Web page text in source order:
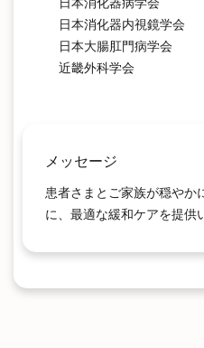
日本消化器病学会
日本消化器内視鏡学会
日本大腸肛門病学会
近畿外科学会
メッセージ
患者さまとご家族が穏やか
に、最適な緩和ケアを提供